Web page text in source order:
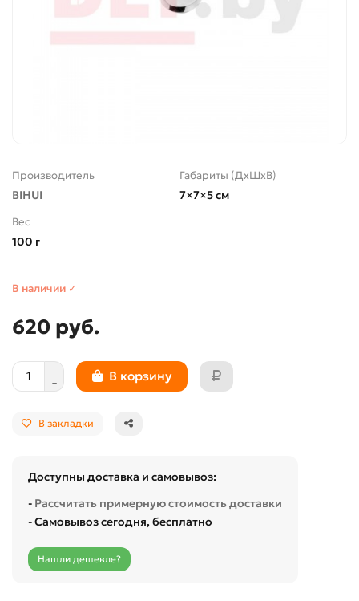
Производитель
BIHUI
Габариты (ДхШхВ)
7×7×5 см
Вес
100 г
В наличии ✓
620 руб.
В корзину
В закладки
Доступны доставка и самовывоз:
- Рассчитать примерную стоимость доставки
- Самовывоз сегодня, бесплатно
Нашли дешевле?